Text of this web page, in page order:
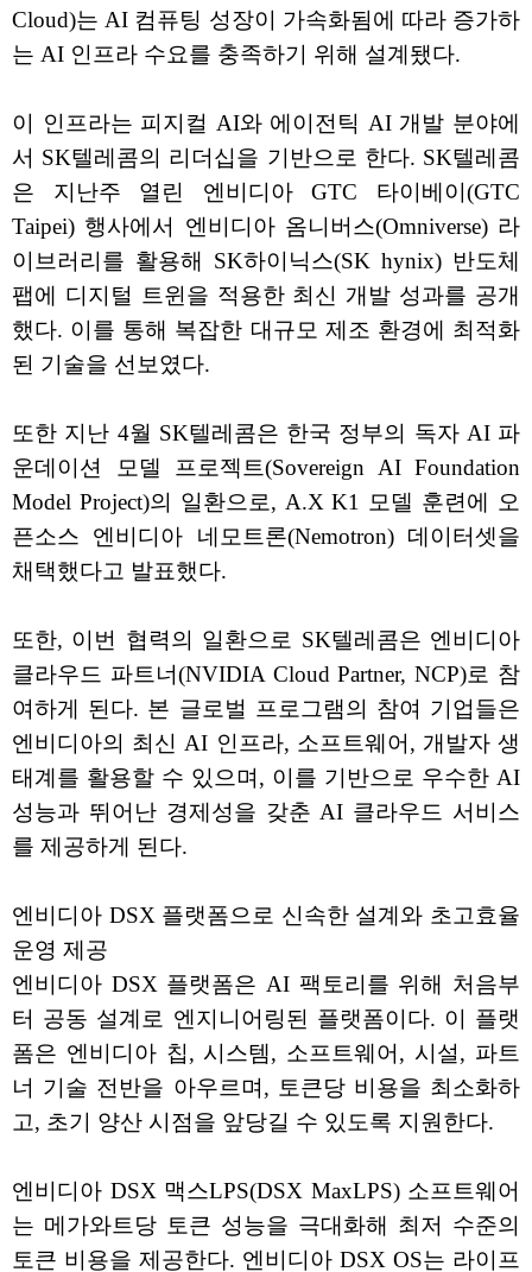
Cloud)는 AI 컴퓨팅 성장이 가속화됨에 따라 증가하
는 AI 인프라 수요를 충족하기 위해 설계됐다.
이 인프라는 피지컬 AI와 에이전틱 AI 개발 분야에
서 SK텔레콤의 리더십을 기반으로 한다. SK텔레콤
은 지난주 열린 엔비디아 GTC 타이베이(GTC
Taipei) 행사에서 엔비디아 옴니버스(Omniverse) 라
이브러리를 활용해 SK하이닉스(SK hynix) 반도체
팹에 디지털 트윈을 적용한 최신 개발 성과를 공개
했다. 이를 통해 복잡한 대규모 제조 환경에 최적화
된 기술을 선보였다.
또한 지난 4월 SK텔레콤은 한국 정부의 독자 AI 파
운데이션 모델 프로젝트(Sovereign AI Foundation
Model Project)의 일환으로, A.X K1 모델 훈련에 오
픈소스 엔비디아 네모트론(Nemotron) 데이터셋을
채택했다고 발표했다.
또한, 이번 협력의 일환으로 SK텔레콤은 엔비디아
클라우드 파트너(NVIDIA Cloud Partner, NCP)로 참
여하게 된다. 본 글로벌 프로그램의 참여 기업들은
엔비디아의 최신 AI 인프라, 소프트웨어, 개발자 생
태계를 활용할 수 있으며, 이를 기반으로 우수한 AI
성능과 뛰어난 경제성을 갖춘 AI 클라우드 서비스
를 제공하게 된다.
엔비디아 DSX 플랫폼으로 신속한 설계와 초고효율
운영 제공
엔비디아 DSX 플랫폼은 AI 팩토리를 위해 처음부
터 공동 설계로 엔지니어링된 플랫폼이다. 이 플랫
폼은 엔비디아 칩, 시스템, 소프트웨어, 시설, 파트
너 기술 전반을 아우르며, 토큰당 비용을 최소화하
고, 초기 양산 시점을 앞당길 수 있도록 지원한다.
엔비디아 DSX 맥스LPS(DSX MaxLPS) 소프트웨어
는 메가와트당 토큰 성능을 극대화해 최저 수준의
토큰 비용을 제공한다. 엔비디아 DSX OS는 라이프